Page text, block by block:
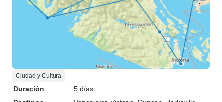
Ciudad y Cultura
Duración
5 días